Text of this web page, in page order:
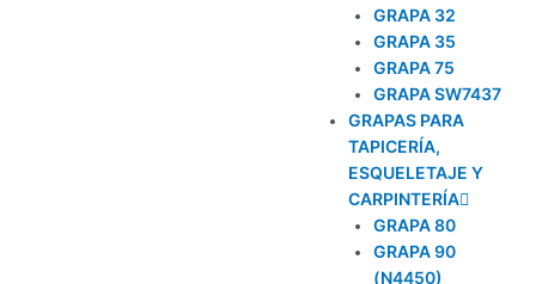
GRAPA 32
GRAPA 35
GRAPA 75
GRAPA SW7437
GRAPAS PARA
TAPICERÍA,
ESQUELETAJE Y
CARPINTERÍA
GRAPA 80
GRAPA 90
(N4450)